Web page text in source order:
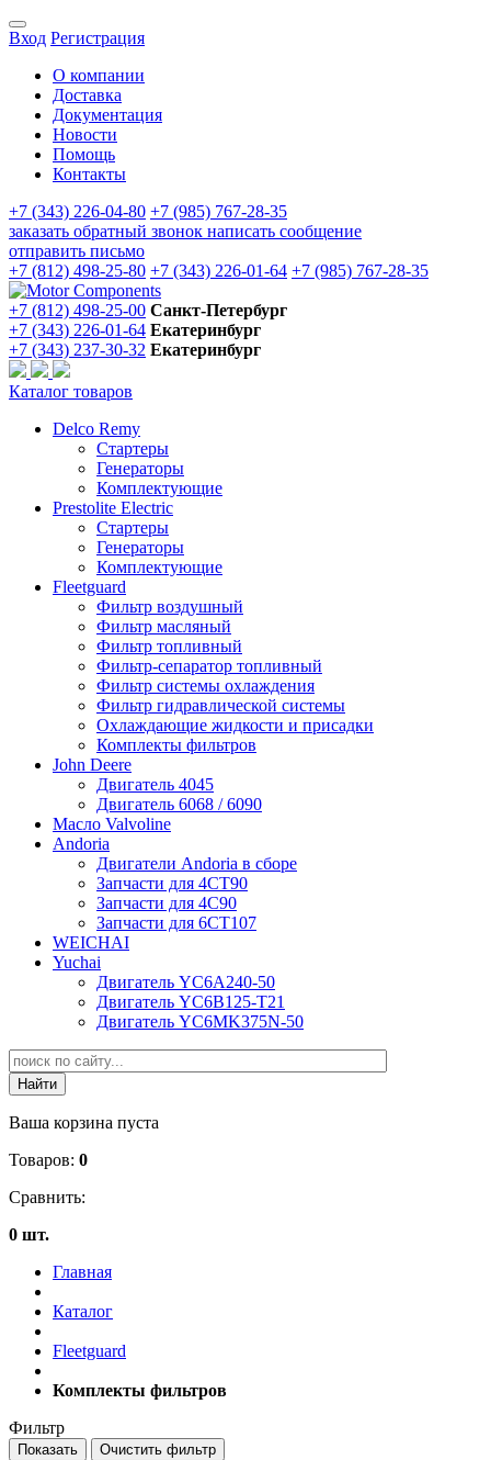
Вход Регистрация
О компании
Доставка
Документация
Новости
Помощь
Контакты
+7 (343) 226-04-80 +7 (985) 767-28-35
заказать обратный звонок написать сообщение
отправить письмо
+7 (812) 498-25-80 +7 (343) 226-01-64 +7 (985) 767-28-35
+7 (812) 498-25-00 Санкт-Петербург
+7 (343) 226-01-64 Екатеринбург
+7 (343) 237-30-32 Екатеринбург
Каталог товаров
Delco Remy
Стартеры
Генераторы
Комплектующие
Prestolite Electric
Стартеры
Генераторы
Комплектующие
Fleetguard
Фильтр воздушный
Фильтр масляный
Фильтр топливный
Фильтр-сепаратор топливный
Фильтр системы охлаждения
Фильтр гидравлической системы
Охлаждающие жидкости и присадки
Комплекты фильтров
John Deere
Двигатель 4045
Двигатель 6068 / 6090
Масло Valvoline
Andoria
Двигатели Andoria в сборе
Запчасти для 4CT90
Запчасти для 4С90
Запчасти для 6CT107
WEICHAI
Yuchai
Двигатель YC6A240-50
Двигатель YC6B125-T21
Двигатель YC6MK375N-50
Ваша корзина пуста
Товаров: 0
Сравнить:
0 шт.
Главная
Каталог
Fleetguard
Комплекты фильтров
Фильтр